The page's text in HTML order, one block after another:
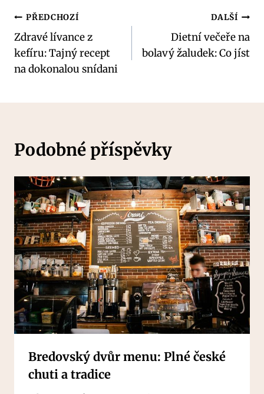
Navigace
pro
příspěvek
PŘEDCHOZÍ
Zdravé lívance z
kefíru: Tajný recept
na dokonalou snídani
DALŠÍ
Dietní večeře na
bolavý žaludek: Co jíst
Podobné příspěvky
Bredovský dvůr menu: Plné české
chuti a tradice